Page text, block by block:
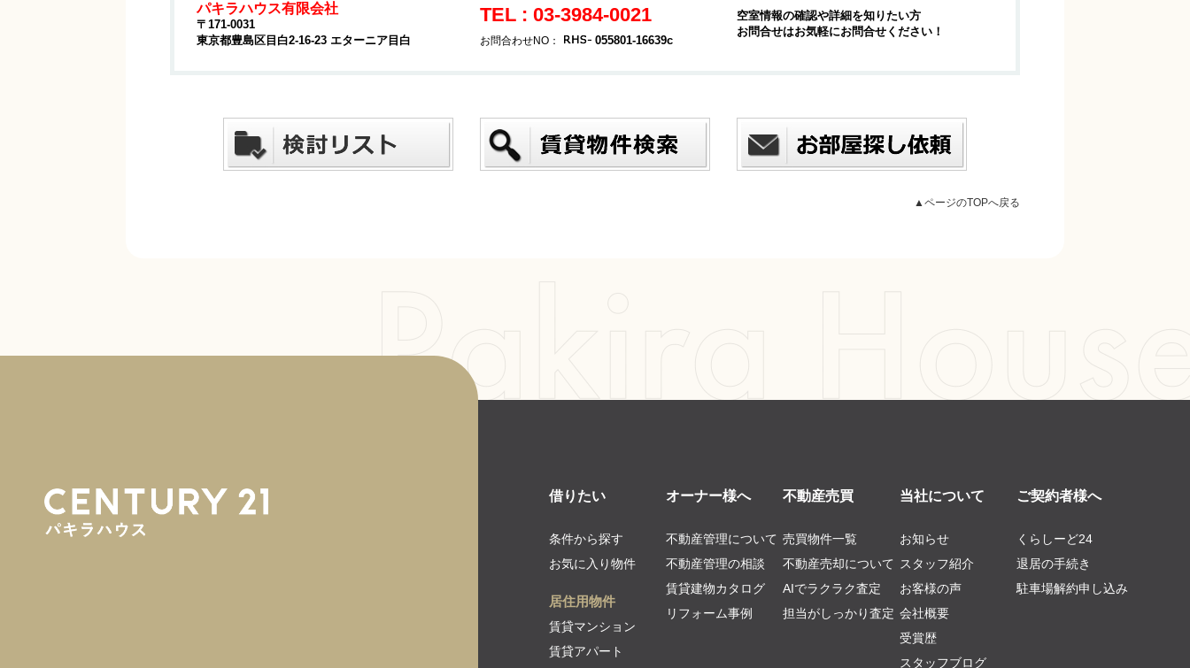
パキラハウス有限会社
〒171-0031
東京都豊島区目白2-16-23 エターニア目白
TEL : 03-3984-0021
お問合わせNO： 055801-16639c
空室情報の確認や詳細を知りたい方
お問合せはお気軽にお問合せください！
▲ページのTOPへ戻る
借りたい
条件から探す
お気に入り物件
居住用物件
賃貸マンション
賃貸アパート
オーナー様へ
不動産管理について
不動産管理の相談
賃貸建物カタログ
リフォーム事例
不動産売買
売買物件一覧
不動産売却について
AIでラクラク査定
担当がしっかり査定
当社について
お知らせ
スタッフ紹介
お客様の声
会社概要
受賞歴
スタッフブログ
ご契約者様へ
くらしーど24
退居の手続き
駐車場解約申し込み